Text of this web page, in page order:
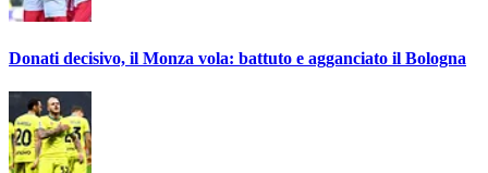
Donati decisivo, il Monza vola: battuto e agganciato il Bologna